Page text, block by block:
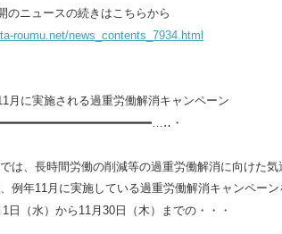
のニュースの続きはこちらから
roumu.net/news_contents_7934.html
月に実施される過重労働解消キャンペーン
・
は、長時間労働の削減等の過重労働解消に向けた気
例年11月に実施している過重労働解消キャンペー
1 日（水）から 11 月 30日（木）までの・・・